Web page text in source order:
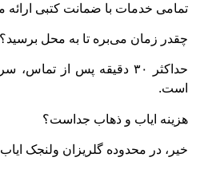
تمامی خدمات با ضمانت کتبی ارائه
چقدر زمان می‌بره تا به محل برسید؟
حداکثر ۳۰ دقیقه پس از
است.
هزینه ایاب‌ و ذهاب جداست؟
خیر، در محدوده گلریزان ولنجک